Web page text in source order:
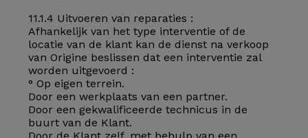
11.1.4 Uitvoeren van reparaties :
Afhankelijk van het type interventie of de
locatie van de klant kan de dienst na verkoop
van Origine beslissen dat een interventie zal
worden uitgevoerd :
° Op eigen terrein.
Door een werkplaats van een partner.
Door een gekwalificeerde technicus in de
buurt van de Klant.